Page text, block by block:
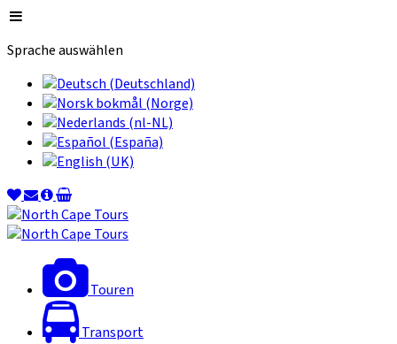
Sprache auswählen
Touren
Transport